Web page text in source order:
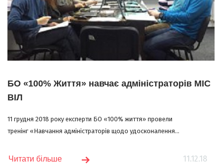
БО «100% Життя» навчає адміністраторів МІС
ВІЛ
11 грудня 2018 року експерти БО «100% життя» провели
тренінг «Навчання адміністраторів щодо удосконалення...
11.12.18
Читати більше